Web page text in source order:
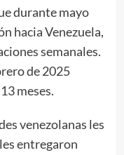
durante mayo
hacia Venezuela,
semanales.
de 2025
meses.
venezolanas les
entregaron